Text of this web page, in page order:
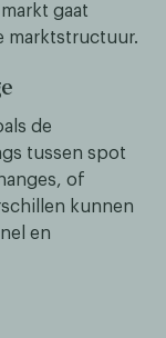
gaat
marktstructuur.
de
tussen spot
of
kunnen
en